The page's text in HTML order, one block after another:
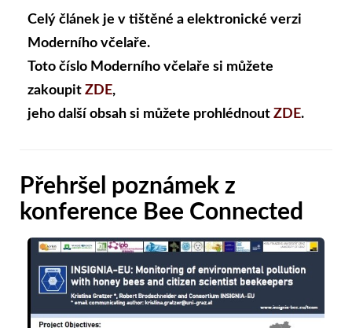
Celý článek je v tištěné a elektronické verzi
Moderního včelaře.
Toto číslo Moderního včelaře si můžete
zakoupit ZDE,
jeho další obsah si můžete prohlédnout ZDE.
Přehršel poznámek z
konference Bee Connected